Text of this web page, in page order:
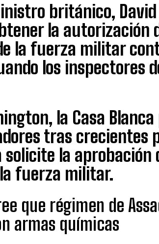
británico,
la autorización
la fuerza militar
los inspectores
la Casa Blanca
tras crecientes
solicite la aprobación
fuerza militar.
que régimen de
armas químicas